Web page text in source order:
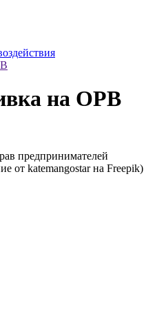
на ОРВ